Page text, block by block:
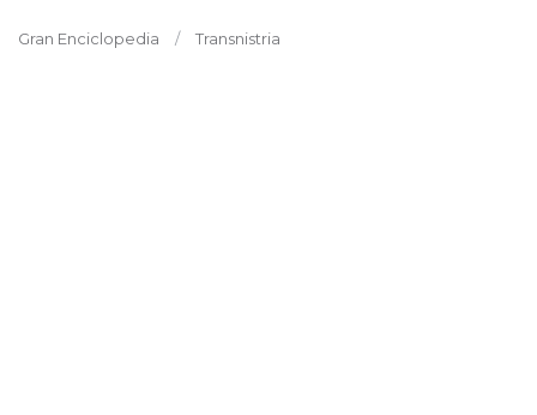
Gran Enciclopedia Transnistria